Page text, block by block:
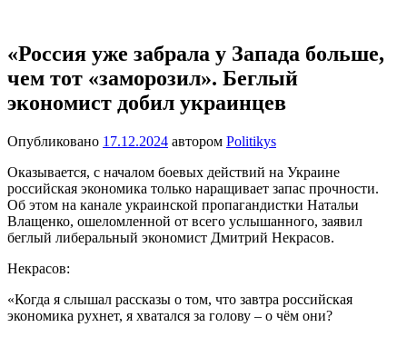
содержимому
один
сайт
на
«Россия уже забрала у Запада больше,
чем тот «заморозил». Беглый
экономист добил украинцев
Опубликовано 17.12.2024 автором Politikys
Оказывается, с началом боевых действий на Украине
российская экономика только наращивает запас прочности.
Об этом на канале украинской пропагандистки Натальи
Влащенко, ошеломленной от всего услышанного, заявил
беглый либеральный экономист Дмитрий Некрасов.
Некрасов:
«Когда я слышал рассказы о том, что завтра российская
экономика рухнет, я хватался за голову – о чём они?